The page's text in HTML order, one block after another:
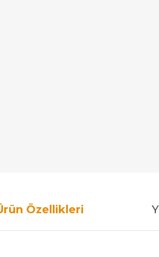
Özellikleri